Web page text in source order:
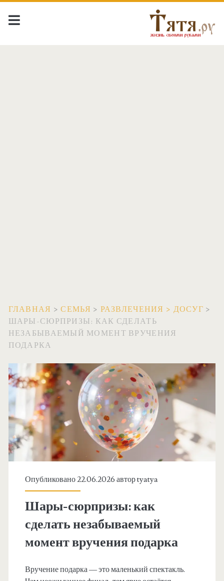
ГЛАВНАЯ >СЕМЬЯ > РАЗВЛЕЧЕНИЯ > ДОСУГ >
ШАРЫ-СЮРПРИЗЫ: КАК СДЕЛАТЬ
НЕЗАБЫВАЕМЫЙ МОМЕНТ ВРУЧЕНИЯ
ПОДАРКА
Опубликовано 22.06.2026 авторtyatya
Шары-сюрпризы: как
сделать незабываемый
момент вручения подарка
Вручение подарка — это маленький спектакль.